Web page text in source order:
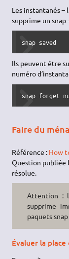
Les instantanés –
supprime un snap
snap saved
Ils peuvent être
numéro
snap forget
Faire du
Référence : How
Question publiée
résolue.
Attention :
supprime
paquets
Évaluer la place